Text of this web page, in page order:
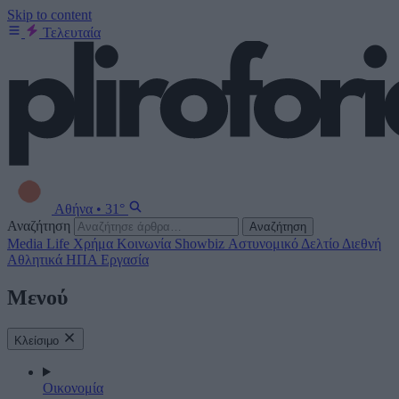
Skip to content
Τελευταία
Αθήνα • 31°
Αναζήτηση
Αναζήτηση
Media Life Χρήμα Κοινωνία Showbiz Αστυνομικό Δελτίο Διεθνή
Αθλητικά ΗΠΑ Εργασία
Μενού
Κλείσιμο
Οικονομία